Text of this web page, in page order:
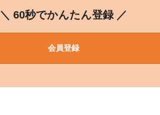
＼ 60秒でかんたん登録 ／
会員登録